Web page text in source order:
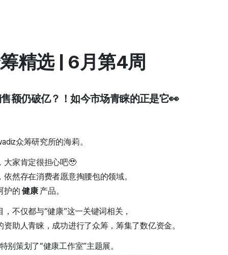
精选 | 6月第4周
额仍破亿？！如今市场青睐的正是它👀
众筹研究所的海莉。
大家肯定很担心吧🥹
然存在消费者愿意掏腰包的领域。
护的健康产品。
不仅都与“健康”这一关键词相关，
助人青睐，成功进行了众筹，筹集了数亿资金。
别策划了“健康工作室”主题展。